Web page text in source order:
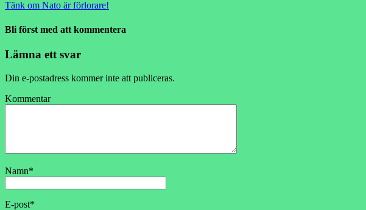
Tänk om Nato är förlorare!
Bli först med att kommentera
Lämna ett svar
Din e-postadress kommer inte att publiceras.
Kommentar
Namn*
E-post*